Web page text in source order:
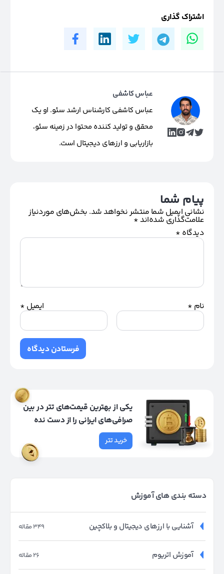
اشتراک گذاری
عباس کاشفی
عباس کاشفی کارشناس ارشد سئو. او یک
محقق و تولید کننده محتوا در زمینه سئو،
بازاریابی و ارزهای دیجیتال است.
پیام شما
نشانی ایمیل شما منتشر نخواهد شد. بخش‌های موردنیاز
علامت‌گذاری شده‌اند*
دیدگاه *
نام * ایمیل *
یکی از بهترین قیمت‌های تتر در بین
صرافی‌های ایرانی را از دست نده
خرید تتر
دسته بندی های آموزش
349 مقاله آشنایی با ارزهای دیجیتال و بلاکچین
26 مقاله آموزش اتریوم